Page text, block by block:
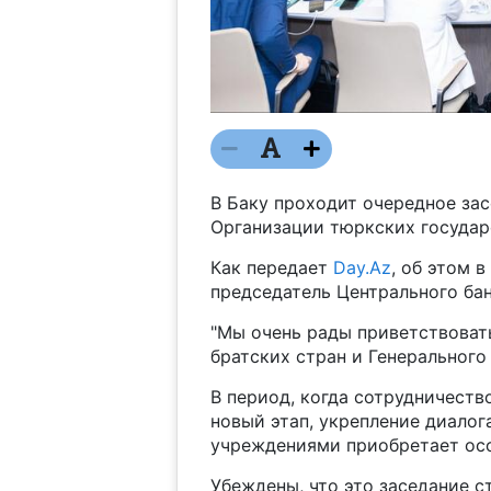
В Баку проходит очередное
Организации тюркских
Как передает Day.Az, об этом в
председатель Центрального
"Мы очень рады
братских стран и
В период, когда
новый этап, укрепление
учреждениями приобретает
Убеждены, что это заседание